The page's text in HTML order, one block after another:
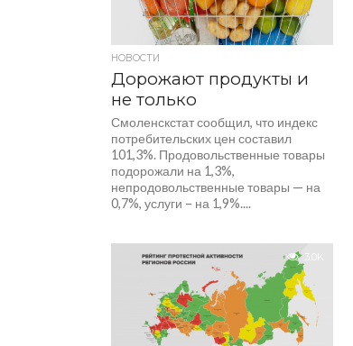
НОВОСТИ
Дорожают продукты и
не только
Смоленскстат сообщил, что индекс
потребительских цен составил
101,3%. Продовольственные товары
подорожали на 1,3%,
непродовольственные товары — на
0,7%, услуги – на 1,9%....
3.0K